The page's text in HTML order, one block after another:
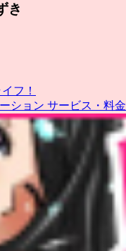
き
フ！
ション サービス・料金